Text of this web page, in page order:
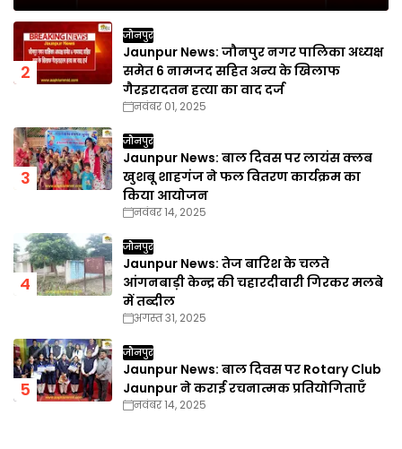
जौनपुर
Jaunpur News: जौनपुर नगर पालिका अध्यक्ष
समेत 6 नामजद सहित अन्य के खिलाफ
गैरइरादतन हत्या का वाद दर्ज
नवंबर 01, 2025
जौनपुर
Jaunpur News: बाल दिवस पर लायंस क्लब
खुशबू शाहगंज ने फल वितरण कार्यक्रम का
किया आयोजन
नवंबर 14, 2025
जौनपुर
Jaunpur News: तेज बारिश के चलते
आंगनबाड़ी केन्द्र की चहारदीवारी गिरकर मलबे
में तब्दील
अगस्त 31, 2025
जौनपुर
Jaunpur News: बाल दिवस पर Rotary Club
Jaunpur ने कराई रचनात्मक प्रतियोगिताएँ
नवंबर 14, 2025